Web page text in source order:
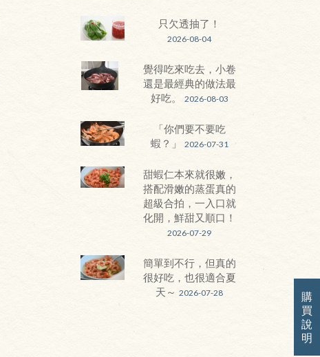
只欠透抽了！
2026-08-04
覺得吃來吃去，小卷
還是最經典的做法最
好吃。
2026-08-03
「你們要不要吃
蝦？」
2026-07-31
甜蝦仁本來就很嫩，
搭配滑嫩的蒸蛋真的
超級合拍，一入口就
化開，鮮甜又順口！
2026-07-29
簡單到不行，但真的
很好吃，也很適合夏
天～ 2026-07-28
購
買
說
明